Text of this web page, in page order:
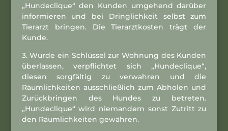
„Hundeclique“ den Kunden umgehend darüber
informieren und bei Dringlichkeit selbst zum
Tierarzt bringen. Die Tierarztkosten trägt der
Kunde.
3. Wurde ein Schlüssel zur Wohnung des Kunden
überlassen, verpflichtet sich „Hundeclique“,
diesen sorgfältig zu verwahren und die
Räumlichkeiten ausschließlich zum Abholen und
Zurückbringen des Hundes zu betreten.
„Hundeclique“ wird niemandem sonst Zutritt zu
den Räumlichkeiten gewähren.